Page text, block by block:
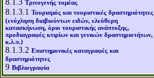
Τριτογενής τομέας
8.1.3.1 Τουρισμός και τουριστικές δραστηριότητες
(ενόχληση διαβιούντων ειδών, ελεύθερη
κατασκήνωση, όριο τουριστικής ανάπτυξης,
προδιαγραφές κτιρίων και γενικών δραστηριοτήτων,
κ.λ.π.)
8.1.3.2 Επιστημονικές καταγραφές και
δραστηριότητες
9 Βιβλιογραφία